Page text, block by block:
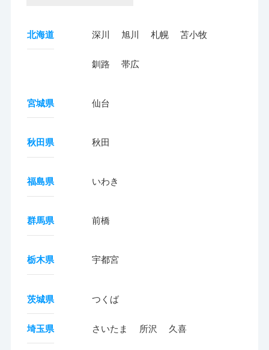
北海道 深川 旭川 札幌 苫小牧
釧路 帯広
宮城県 仙台
秋田県 秋田
福島県 いわき
群馬県 前橋
栃木県 宇都宮
茨城県 つくば
埼玉県 さいたま 所沢 久喜